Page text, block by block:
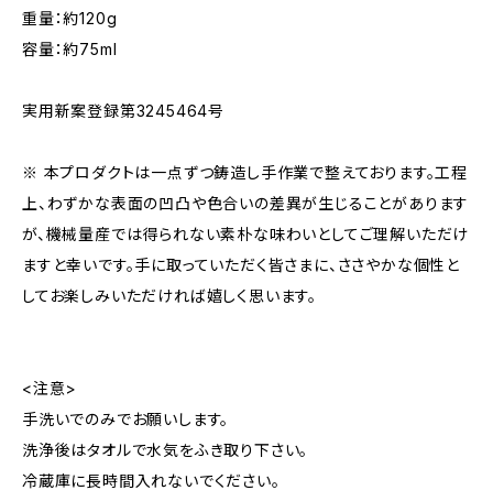
重量：約120g
容量：約75ml
実用新案登録第3245464号
※ 本プロダクトは一点ずつ鋳造し手作業で整えております。工程
上、わずかな表面の凹凸や色合いの差異が生じることがあります
が、機械量産では得られない素朴な味わいとしてご理解いただけ
ますと幸いです。手に取っていただく皆さまに、ささやかな個性と
してお楽しみいただければ嬉しく思います。
<注意>
手洗いでのみでお願いします。
洗浄後はタオルで水気をふき取り下さい。
冷蔵庫に長時間入れないでください。